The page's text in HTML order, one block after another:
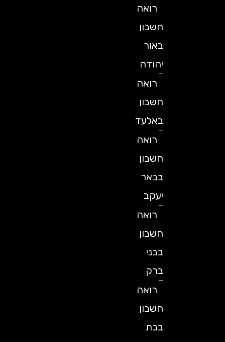
רואה
חשבון
באור
יהודה
רואה
חשבון
באלעד
רואה
חשבון
בבאר
יעקב
רואה
חשבון
רואה
חשבון